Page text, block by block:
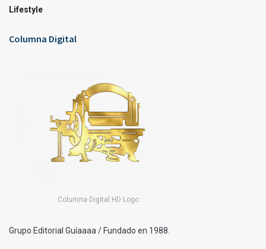
Lifestyle
Columna Digital
Columna Digital HD Logo
Grupo Editorial Guíaaaa / Fundado en 1988.